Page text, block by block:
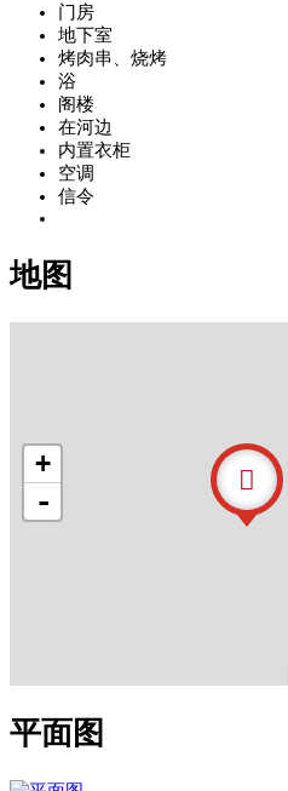
门房
地下室
烤肉串、烧烤
浴
阁楼
在河边
内置衣柜
空调
信令
地图
+
-
平面图